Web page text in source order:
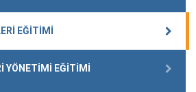
EĞITIMI
YÖNETIMI EĞITIMI